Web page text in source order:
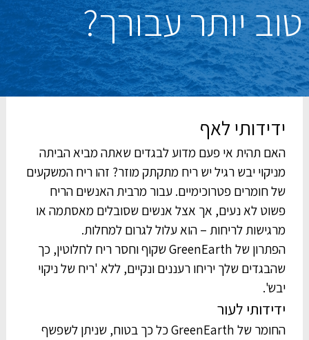
טוב יותר עבורך?
ידידותי לאף
האם תהית אי פעם מדוע לבגדים שאתה מביא הביתה
מניקוי יבש רגיל יש ריח מתקתק מוזר? זהו ריח המשקעים
של חומרים פטרוכימיים. עבור מרבית האנשים הריח
פשוט לא נעים, אך אצל אנשים שסובלים מאסתמה או
מרגישות לריחות – הוא עלול לגרום למחלות.
הפתרון של GreenEarth שקוף וחסר ריח לחלוטין, כך
שהבגדים שלך יריחו רעננים ונקיים, ללא 'ריח של ניקוי
יבש'.
ידידותי לעור
החומר של GreenEarth כל כך בטוח, שניתן לשפשף